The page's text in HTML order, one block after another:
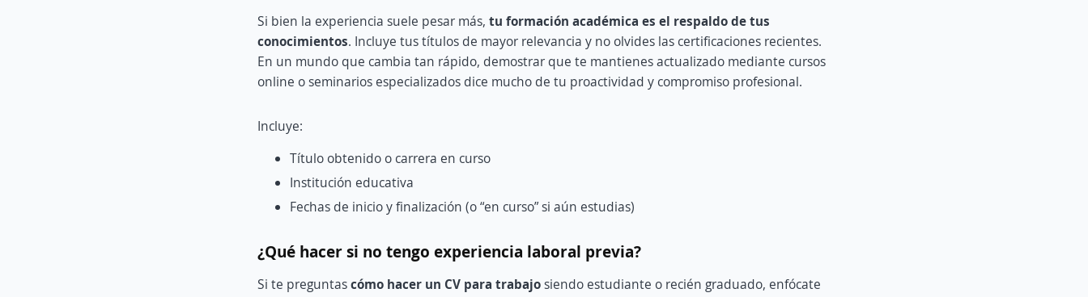
Si bien la experiencia suele pesar más, tu formación académica es el respaldo de tus
conocimientos. Incluye tus títulos de mayor relevancia y no olvides las certificaciones recientes.
En un mundo que cambia tan rápido, demostrar que te mantienes actualizado mediante cursos
online o seminarios especializados dice mucho de tu proactividad y compromiso profesional.
Incluye:
Título obtenido o carrera en curso
Institución educativa
Fechas de inicio y finalización (o “en curso” si aún estudias)
¿Qué hacer si no tengo experiencia laboral previa?
Si te preguntascómo hacer un CV para trabajosiendo estudiante o recién graduado, enfócate